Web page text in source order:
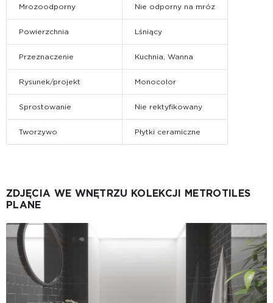
Mrozoodporny Nie odporny na mróz
Powierzchnia Lśniący
Przeznaczenie Kuchnia, Wanna
Rysunek/projekt Monocolor
Sprostowanie Nie rektyfikowany
Tworzywo Płytki ceramiczne
ZDJĘCIA WE WNĘTRZU KOLEKCJI METROTILES
PLANE